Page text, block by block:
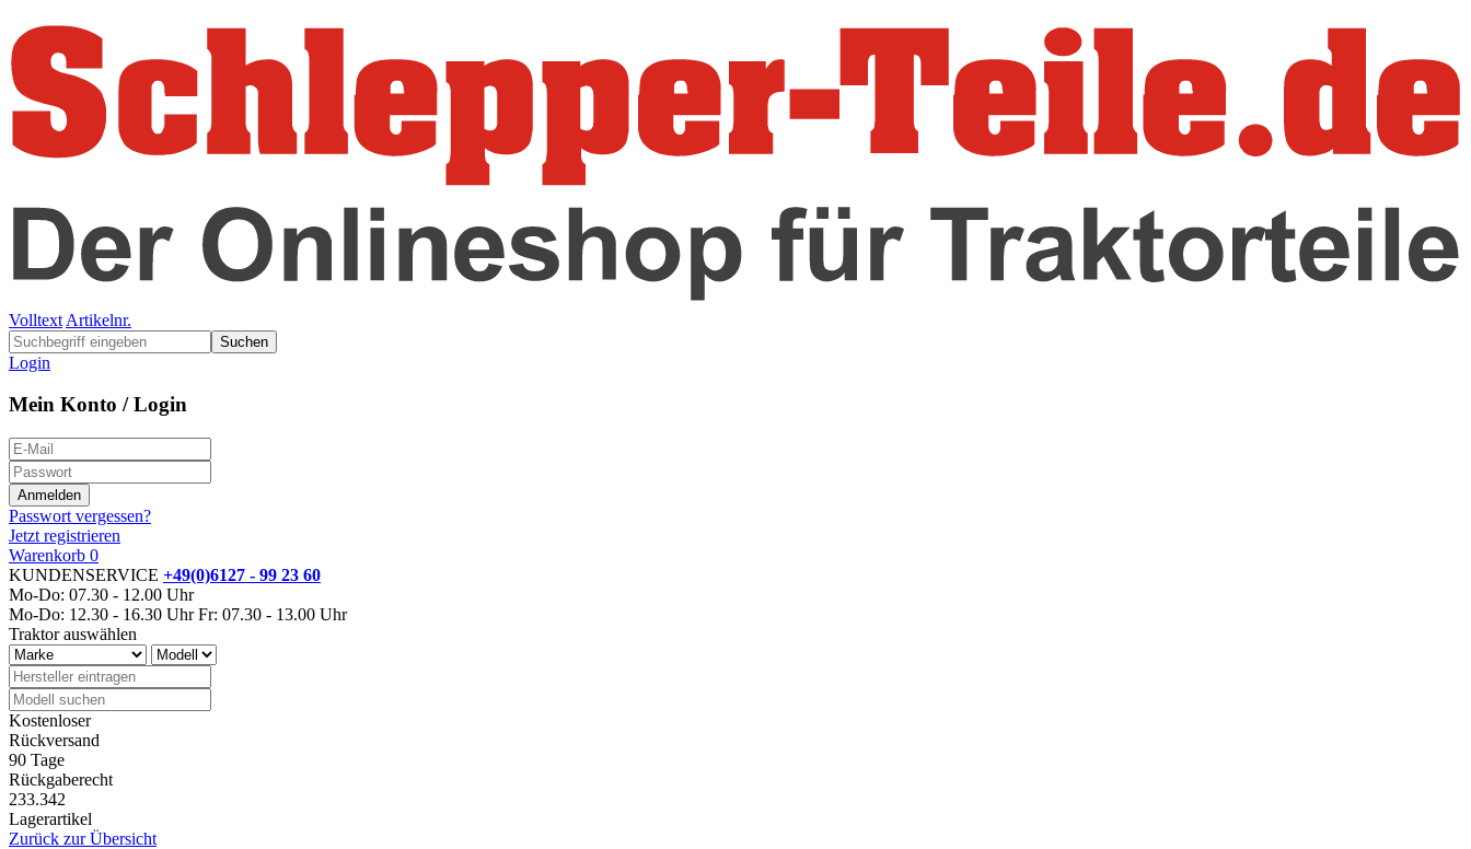
Volltext Artikelnr.
Suchen
Login
Mein Konto / Login
Passwort vergessen?
Jetzt registrieren
Warenkorb 0
KUNDENSERVICE +49(0)6127 - 99 23 60
Mo-Do: 07.30 - 12.00 Uhr
Mo-Do: 12.30 - 16.30 Uhr Fr: 07.30 - 13.00 Uhr
Traktor auswählen
Kostenloser
Rückversand
90 Tage
Rückgaberecht
233.342
Lagerartikel
Zurück zur Übersicht